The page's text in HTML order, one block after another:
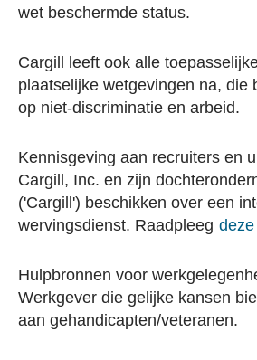
wet beschermde status.
Cargill leeft ook alle
plaatselijke wetgevingen na, die
op niet-discriminatie en arbeid.
Kennisgeving aan recruiters en
Cargill, Inc. en zijn
('Cargill') beschikken over een
wervingsdienst. Raadpleeg
Hulpbronnen voor
Werkgever die gelijke kansen
aan gehandicapten/veteranen.